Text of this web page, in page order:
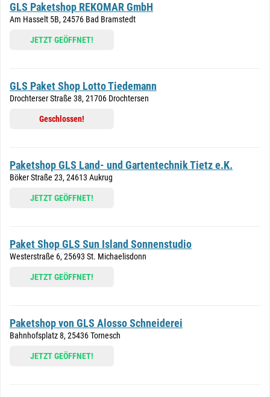
GLS Paketshop REKOMAR GmbH
Am Hasselt 5B, 24576 Bad Bramstedt
JETZT GEÖFFNET!
GLS Paket Shop Lotto Tiedemann
Drochterser Straße 38, 21706 Drochtersen
Geschlossen!
Paketshop GLS Land- und Gartentechnik Tietz e.K.
Böker Straße 23, 24613 Aukrug
JETZT GEÖFFNET!
Paket Shop GLS Sun Island Sonnenstudio
Westerstraße 6, 25693 St. Michaelisdonn
JETZT GEÖFFNET!
Paketshop von GLS Alosso Schneiderei
Bahnhofsplatz 8, 25436 Tornesch
JETZT GEÖFFNET!